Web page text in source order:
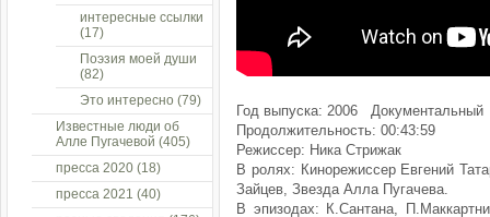
Год выпуска: 2006 Документальный
Продолжительность: 00:43:59
Режиссер: Ника Стрижак
В ролях: Кинорежиссер Евгений
Зайцев, Звезда Алла Пугачева.
В эпизодах: К.Сантана,
интересные ссылки
(17)
Поэзия моей души
(82)
Это интересно (79)
Известные люди об
Алле Пугачевой (405)
пресса 2020 (18)
пресса 2021 (40)